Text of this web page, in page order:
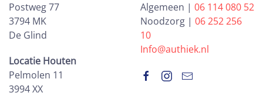
Postweg 77
3794 MK
De Glind
Locatie Houten
Pelmolen 11
3994 XX
Algemeen | 06 114 080 52
Noodzorg | 06 252 256
10
Info@authiek.nl